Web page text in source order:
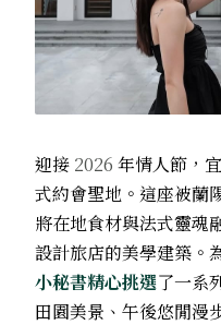
迎接 2026 年情人節，
式約會聖地。這座被蘭
將在地食材與法式靈魂
設計旅店的美學建築。
小秘書精心挑選了一系
田園美景、午後悠閒漫